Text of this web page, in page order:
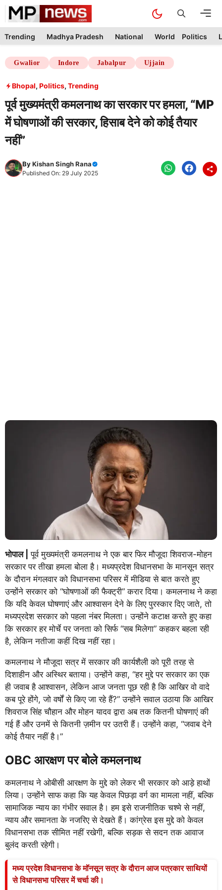
Skip
content
Trending Madhya Pradesh National World Politics
Gwalior Indore Jabalpur Ujjain
Bhopal, Politics, Trending
पूर्व मुख्यमंत्री कमलनाथ का सरकार पर हमला, “MP
में घोषणाओं की सरकार, हिसाब देने को कोई तैयार
नहीं”
ByKishan Singh Rana
Published On: 29 July 2025
भोपाल |
पूर्व मुख्यमंत्री कमलनाथ ने एक बार फिर मौजूदा शिवराज-मोहन
सरकार पर तीखा हमला बोला है। मध्यप्रदेश विधानसभा के मानसून सत्र
के दौरान मंगलवार को विधानसभा परिसर में मीडिया से बात करते हुए
उन्होंने सरकार को “घोषणाओं की फैक्ट्री” करार दिया। कमलनाथ ने कहा
कि यदि केवल घोषणाएं और आश्वासन देने के लिए पुरस्कार दिए जाते, तो
मध्यप्रदेश सरकार को पहला नंबर मिलता। उन्होंने कटाक्ष करते हुए कहा
कि सरकार हर मोर्चे पर जनता को सिर्फ “सब मिलेगा” कहकर बहला रही
है, लेकिन नतीजा कहीं दिख नहीं रहा।
कमलनाथ ने मौजूदा सत्र में सरकार की कार्यशैली को पूरी तरह से
दिशाहीन और अस्थिर बताया। उन्होंने कहा, “हर मुद्दे पर सरकार का एक
ही जवाब है आश्वासन, लेकिन आज जनता पूछ रही है कि आखिर वो वादे
कब पूरे होंगे, जो वर्षों से किए जा रहे हैं?” उन्होंने सवाल उठाया कि आखिर
शिवराज सिंह चौहान और मोहन यादव द्वारा अब तक कितनी घोषणाएं की
गई हैं और उनमें से कितनी ज़मीन पर उतरी हैं। उन्होंने कहा, “जवाब देने
कोई तैयार नहीं है।”
OBC आरक्षण पर बोले कमलनाथ
कमलनाथ ने ओबीसी आरक्षण के मुद्दे को लेकर भी सरकार को आड़े हाथों
लिया। उन्होंने साफ कहा कि यह केवल पिछड़ा वर्ग का मामला नहीं, बल्कि
सामाजिक न्याय का गंभीर सवाल है। हम इसे राजनीतिक चश्मे से नहीं,
न्याय और समानता के नजरिए से देखते हैं। कांग्रेस इस मुद्दे को केवल
विधानसभा तक सीमित नहीं रखेगी, बल्कि सड़क से सदन तक आवाज
बुलंद करती रहेगी।
मध्य प्रदेश विधानसभा के मॉनसून सत्र के दौरान आज पत्रकार साथियों
से विधानसभा परिसर में चर्चा की।